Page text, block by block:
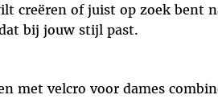
creëren of juist op zoek bent
bij jouw stijl past.
met velcro voor dames